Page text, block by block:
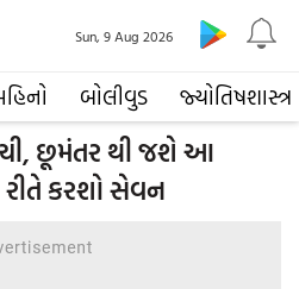
બોલીવુડ જ્યોતિષશાસ્ત્ર
Sun, 9 Aug 2026
છૂમંતર થી જશે આ
કરશો સેવન